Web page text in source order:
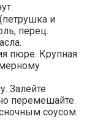
и
перец.
пюре. Крупная
Залейте
перемешайте.
соусом.